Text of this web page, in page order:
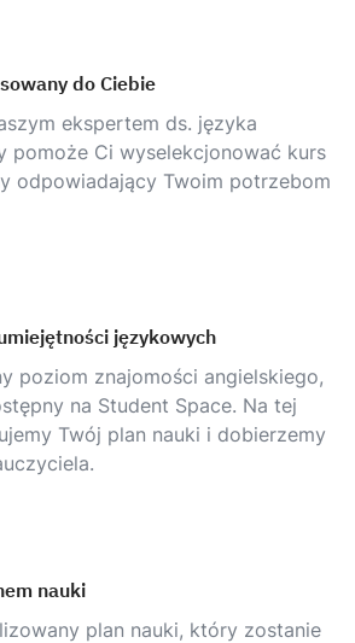
do Ciebie
ekspertem ds. języka
pomoże Ci wyselekcjonować kurs
odpowiadający Twoim potrzebom
językowych
poziom znajomości angielskiego,
na Student Space. Na tej
Twój plan nauki i dobierzemy
nauki
plan nauki, który zostanie